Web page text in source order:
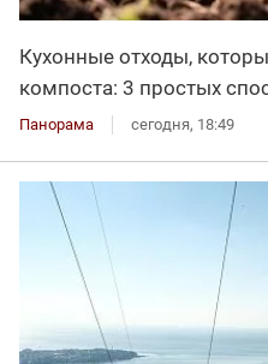
Кухонные отходы,
компоста: 3 простых
Панорама сегодня, 18:49